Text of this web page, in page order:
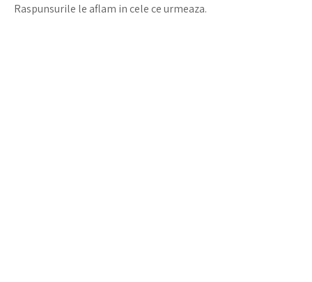
Raspunsurile le aflam in cele ce urmeaza.